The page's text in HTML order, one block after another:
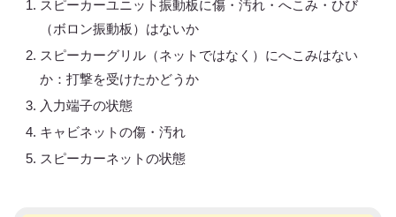
スピーカーユニット振動板に傷・汚れ・へこみ・ひび
（ボロン振動板）はないか
スピーカーグリル（ネットではなく）にへこみはない
か：打撃を受けたかどうか
入力端子の状態
キャビネットの傷・汚れ
スピーカーネットの状態